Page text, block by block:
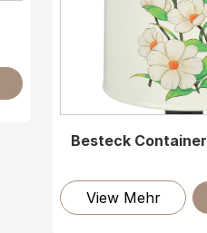
Besteck Container
View Mehr